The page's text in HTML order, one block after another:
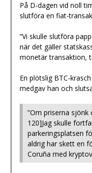
På D-dagen vid noll
slutföra en fiat-
”Vi skulle slutföra
när det gäller
monetär transaktion,
En plötslig BTC-
medgav han och
”Om priserna sjönk
120]Jag skulle
parkeringsplatsen
aldrig har skett en
Coruña med